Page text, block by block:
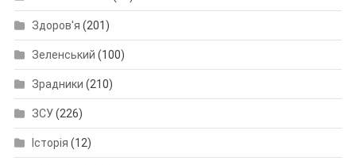
Здоров'я (201)
Зеленський (100)
Зрадники (210)
ЗСУ(226)
Історія (12)